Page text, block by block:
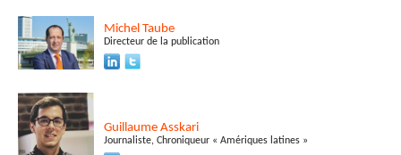
Michel Taube
Directeur de la publication
Guillaume Asskari
Journaliste, Chroniqueur « Amériques latines »